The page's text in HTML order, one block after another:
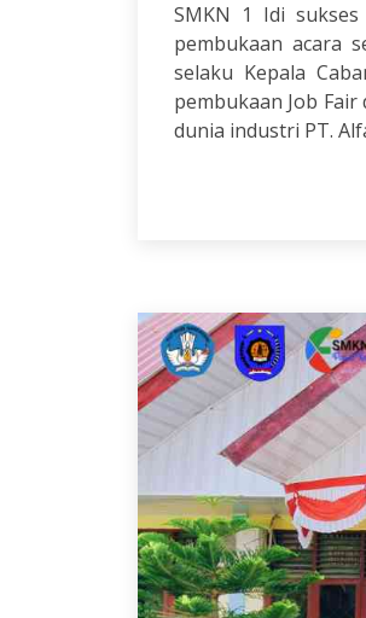
SMKN 1 Idi
pembukaan acara
selaku Kepala
pembukaan Job
dunia industri PT.